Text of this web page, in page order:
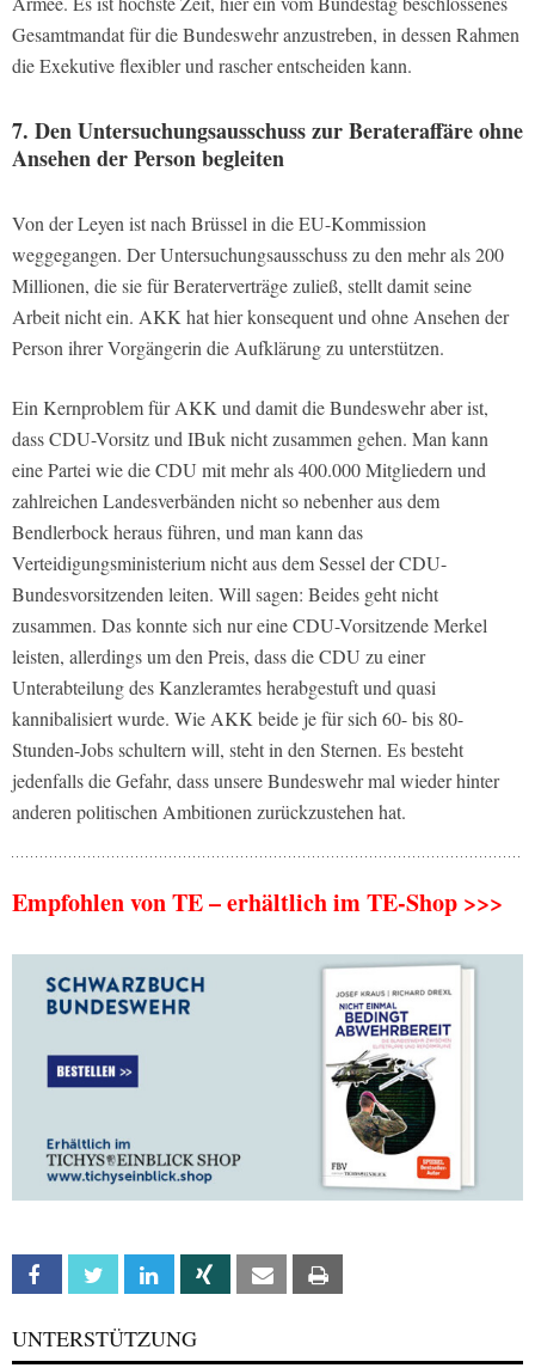
Gesamtmandat für die Bundeswehr anzustreben, in dessen Rahmen
die Exekutive flexibler und rascher entscheiden kann.
7. Den Untersuchungsausschuss zur Berateraffäre ohne
Ansehen der Person begleiten
Von der Leyen ist nach Brüssel in die EU-Kommission
weggegangen. Der Untersuchungsausschuss zu den mehr als 200
Millionen, die sie für Beraterverträge zuließ, stellt damit seine
Arbeit nicht ein. AKK hat hier konsequent und ohne Ansehen der
Person ihrer Vorgängerin die Aufklärung zu unterstützen.
Ein Kernproblem für AKK und damit die Bundeswehr aber ist,
dass CDU-Vorsitz und IBuk nicht zusammen gehen. Man kann
eine Partei wie die CDU mit mehr als 400.000 Mitgliedern und
zahlreichen Landesverbänden nicht so nebenher aus dem
Bendlerbock heraus führen, und man kann das
Verteidigungsministerium nicht aus dem Sessel der CDU-
Bundesvorsitzenden leiten. Will sagen: Beides geht nicht
zusammen. Das konnte sich nur eine CDU-Vorsitzende Merkel
leisten, allerdings um den Preis, dass die CDU zu einer
Unterabteilung des Kanzleramtes herabgestuft und quasi
kannibalisiert wurde. Wie AKK beide je für sich 60- bis 80-
Stunden-Jobs schultern will, steht in den Sternen. Es besteht
jedenfalls die Gefahr, dass unsere Bundeswehr mal wieder hinter
anderen politischen Ambitionen zurückzustehen hat.
Empfohlen von TE – erhältlich im TE-Shop >>>
Facebook Twitter Linkedin Xing Email
UNTERSTÜTZUNG